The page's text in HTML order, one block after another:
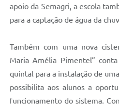
apoio da Semagri, a escola
para a captação de água da
Também com uma nova
Maria Amélia Pimentel”
quintal para a instalação de
possibilita aos alunos a
funcionamento do sistema.